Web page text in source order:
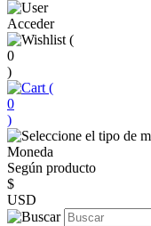
Acceder
(
0
)
(
0
)
Moneda
Según producto
$
USD